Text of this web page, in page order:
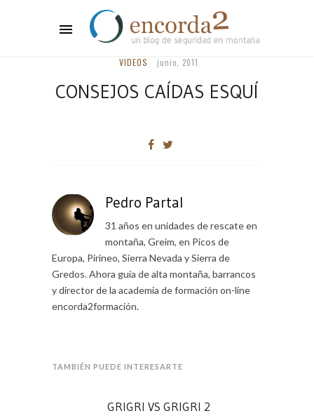
VIDEOS junio, 2011
CONSEJOS CAÍDAS ESQUÍ
Pedro Partal
31 años en unidades de rescate en
montaña, Greim, en Picos de
Europa, Pirineo, Sierra Nevada y Sierra de
Gredos. Ahora guía de alta montaña, barrancos
y director de la academia de formación on-line
encorda2formación.
TAMBIÉN PUEDE INTERESARTE
GRIGRI VS GRIGRI 2